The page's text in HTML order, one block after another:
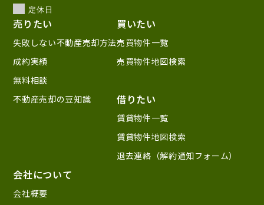
定休日
売りたい
失敗しない不動産売却方法
成約実績
無料相談
不動産売却の豆知識
買いたい
売買物件一覧
売買物件地図検索
借りたい
賃貸物件一覧
賃貸物件地図検索
退去連絡（解約通知フォーム）
会社について
会社概要